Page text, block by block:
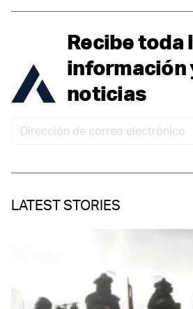
Recibe toda
información
noticias
LATEST STORIES